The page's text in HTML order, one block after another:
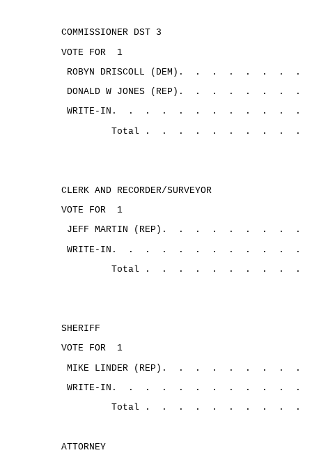
COMMISSIONER DST 3
VOTE FOR
1
ROBYN DRISCOLL (DEM).
. . . . . .
.
DONALD W JONES (REP).
. . . . . .
.
WRITE-IN.
. . . . . . . . . .
.
Total .
. . . . . . . . .
CLERK AND RECORDER/SURVEYOR
VOTE FOR
1
JEFF MARTIN (REP).
. . . . . . .
.
WRITE-IN.
. . . . . . . . . .
.
Total .
. . . . . . . . .
SHERIFF
VOTE FOR
1
MIKE LINDER (REP).
. . . . . . .
.
WRITE-IN.
. . . . . . . . . .
.
Total .
. . . . . . . . .
ATTORNEY